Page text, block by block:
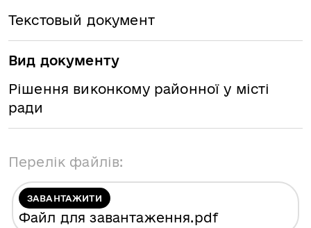
Текстовый документ
Вид документу
Рішення виконкому районної у місті
ради
Перелік файлів:
ЗАВАНТАЖИТИ
Файл для завантаження.pdf